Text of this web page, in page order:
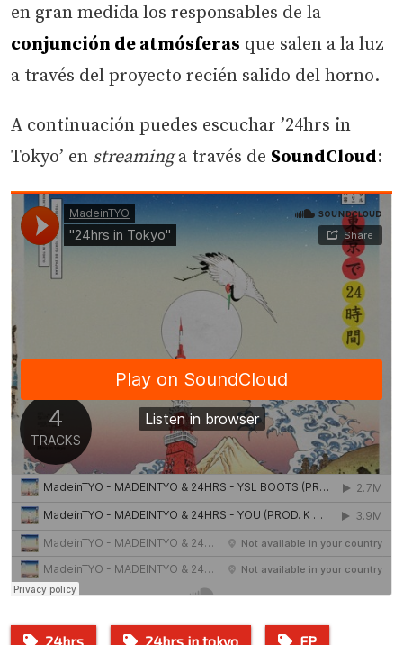
en gran medida los responsables de la
conjunción de atmósferas que salen a la luz
a través del proyecto recién salido del horno.
A continuación puedes escuchar ’24hrs in
Tokyo’ en streaminga través de SoundCloud:
24hrs 24hrs in tokyo EP